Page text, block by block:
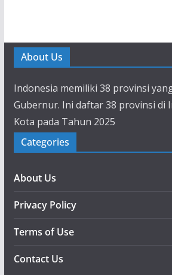
About Us
Indonesia memiliki 38 provinsi
Gubernur. Ini daftar 38 provinsi di
Kota pada Tahun 2025
Categories
About Us
Privacy Policy
Terms of Use
Contact Us